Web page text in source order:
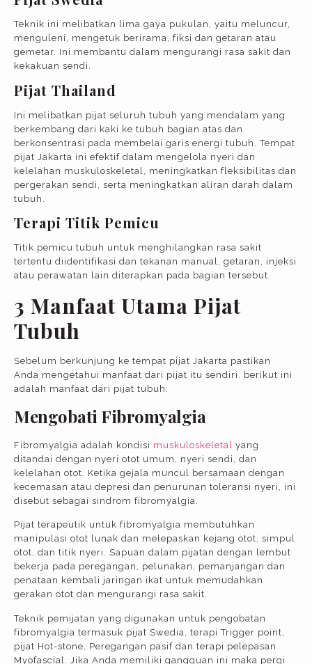
Teknik ini melibatkan lima gaya pukulan, yaitu meluncur,
menguleni, mengetuk berirama, fiksi dan getaran atau
gemetar. Ini membantu dalam mengurangi rasa sakit dan
kekakuan sendi.
Pijat Thailand
Ini melibatkan pijat seluruh tubuh yang mendalam yang
berkembang dari kaki ke tubuh bagian atas dan
berkonsentrasi pada membelai garis energi tubuh. Tempat
pijat Jakarta ini efektif dalam mengelola nyeri dan
kelelahan muskuloskeletal, meningkatkan fleksibilitas dan
pergerakan sendi, serta meningkatkan aliran darah dalam
tubuh.
Terapi Titik Pemicu
Titik pemicu tubuh untuk menghilangkan rasa sakit
tertentu diidentifikasi dan tekanan manual, getaran, injeksi
atau perawatan lain diterapkan pada bagian tersebut.
3 Manfaat Utama Pijat
Tubuh
Sebelum berkunjung ke tempat pijat Jakarta pastikan
Anda mengetahui manfaat dari pijat itu sendiri. berikut ini
adalah manfaat dari pijat tubuh:
Mengobati Fibromyalgia
Fibromyalgia adalah kondisi muskuloskeletal yang
ditandai dengan nyeri otot umum, nyeri sendi, dan
kelelahan otot. Ketika gejala muncul bersamaan dengan
kecemasan atau depresi dan penurunan toleransi nyeri, ini
disebut sebagai sindrom fibromyalgia.
Pijat terapeutik untuk fibromyalgia membutuhkan
manipulasi otot lunak dan melepaskan kejang otot, simpul
otot, dan titik nyeri. Sapuan dalam pijatan dengan lembut
bekerja pada peregangan, pelunakan, pemanjangan dan
penataan kembali jaringan ikat untuk memudahkan
gerakan otot dan mengurangi rasa sakit.
Teknik pemijatan yang digunakan untuk pengobatan
fibromyalgia termasuk pijat Swedia, terapi Trigger point,
pijat Hot-stone, Peregangan pasif dan terapi pelepasan
Myofascial. Jika Anda memiliki gangguan ini maka pergi